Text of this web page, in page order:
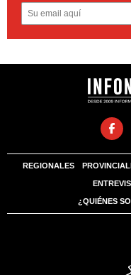
REGIONALES
¿QUIÉNES